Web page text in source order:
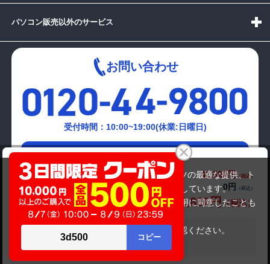
商品価格(税込) 42,800円
オプション小計価格(税込)
0円
商品合計価格(税込)
42,800円
在庫がありません
パソコン販売以外のサービス
お問い合わせ
受付時間：10:00~19:00(休業:日曜日)
メールでの
お問い合わせはこちら
当サイトでは利用体験の向上およびコンテンツの最適な提供、ト
ラフィックの分析を目的としてCookieを使用しています。
サイトの閲覧を継続された場合、Cookieの利用に同意したことも
のといたします。
をご確認ください。
承諾する